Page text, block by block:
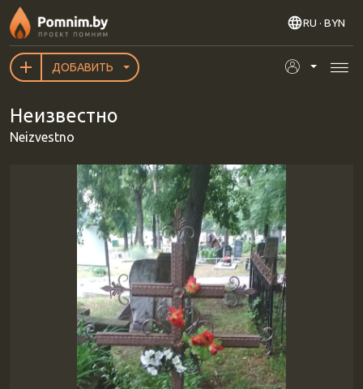
Перейти к основному содержанию
RU · BYN
ДОБАВИТЬ
Неизвестно
Neizvestno